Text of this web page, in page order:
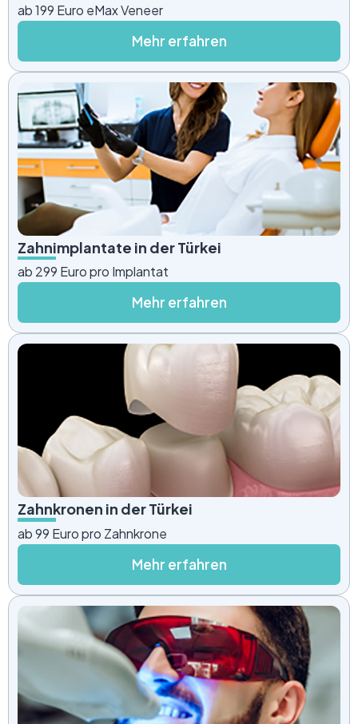
ab 199 Euro eMax Veneer
Mehr erfahren
Zahnimplantate in der Türkei
ab 299 Euro pro Implantat
Mehr erfahren
Zahnkronen in der Türkei
ab 99 Euro pro Zahnkrone
Mehr erfahren